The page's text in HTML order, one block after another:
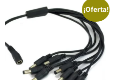
¡Oferta!